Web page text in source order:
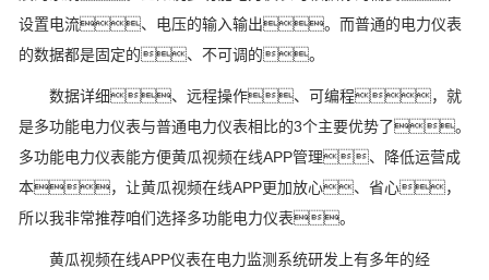
设置电流、电压的输入输出。而普通的电力仪表
的数据都是固定的、不可调的。
数据详细、远程操作、可编程，就
是多功能电力仪表与普通电力仪表相比的3个主要优势了。
多功能电力仪表能方便黄瓜视频在线APP管理、降低运营成
本，让黄瓜视频在线APP更加放心、省心，
所以我非常推荐咱们选择多功能电力仪表。
黄瓜视频在线APP仪表在电力监测系统研发上有多年的经